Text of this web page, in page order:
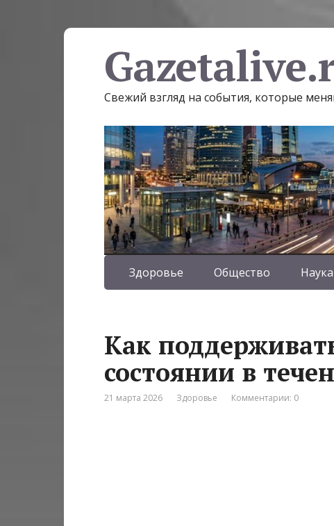
Свежий взгляд на события, которые
Здоровье Общество Наука
Как
состоянии в
21 марта 2026 Здоровье Комментарии: 0